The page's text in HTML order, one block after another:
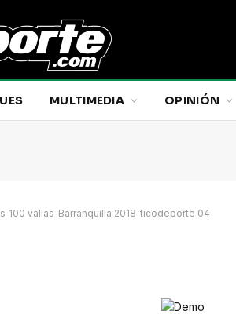
MULTIMEDIA OPINIÓN
vallas_Barranquilla 2018_ticodeporte 04